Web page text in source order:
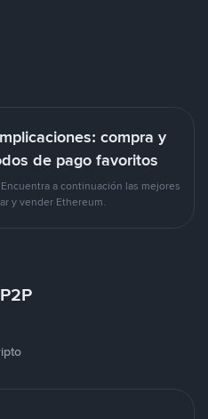
compra y
de pago favoritos
a continuación las mejores
y vender Ethereum.